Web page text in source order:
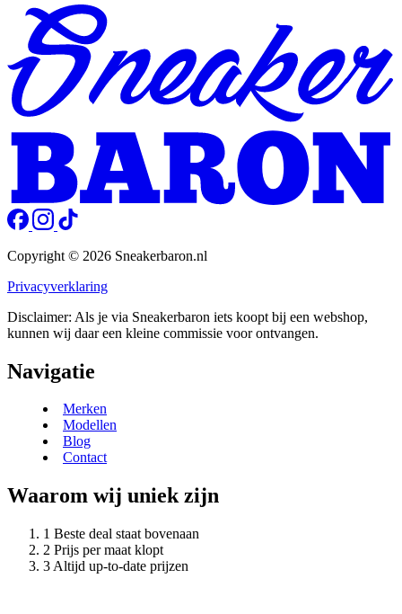
Copyright © 2026 Sneakerbaron.nl
Privacyverklaring
Disclaimer: Als je via Sneakerbaron iets koopt bij een webshop,
kunnen wij daar een kleine commissie voor ontvangen.
Navigatie
Merken
Modellen
Blog
Contact
Waarom wij uniek zijn
Beste deal staat bovenaan
Prijs per maat klopt
Altijd up-to-date prijzen